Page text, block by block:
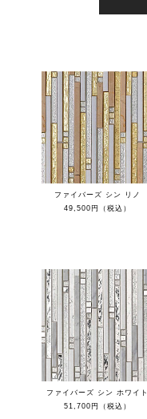
ファイバーズ シン リノ
49,500円（税込）
ファイバーズ シン ホワイト
51,700円（税込）